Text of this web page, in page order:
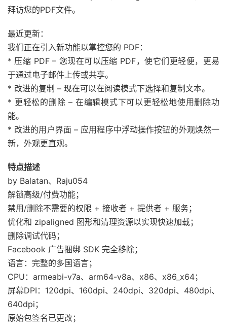
拜访您的PDF文件。
最近更新：
我们正在引入新功能以掌控您的 PDF：
* 压缩 PDF – 您现在可以压缩 PDF，使它们更轻便，更易
于通过电子邮件上传或共享。
* 改进的复制 – 现在可以在阅读模式下选择和复制文本。
* 更轻松的删除 – 在编辑模式下可以更轻松地使用删除功
能。
* 改进的用户界面 – 应用程序中浮动操作按钮的外观焕然一
新，外观更直观。
特点描述
by Balatan、Raju054
解锁高级/付费功能；
禁用/删除不需要的权限 + 接收者 + 提供者 + 服务；
优化和 zipaligned 图形和清理资源以实现快速加载；
删除调试代码；
Facebook 广告捆绑 SDK 完全移除；
语言：完整的多国语言；
CPU：armeabi-v7a、arm64-v8a、x86、x86_x64；
屏幕DPI：120dpi、160dpi、240dpi、320dpi、480dpi、
640dpi；
原始包签名已更改；